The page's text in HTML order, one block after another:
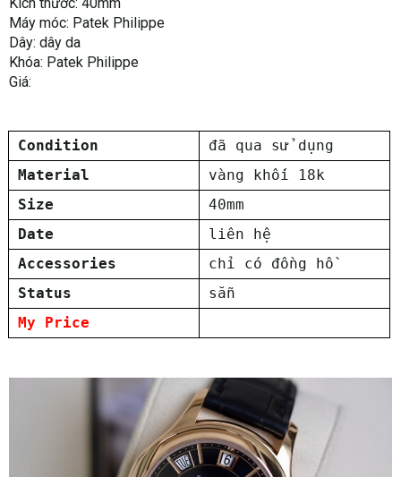
Máy móc: Patek Philippe
Dây: dây da
Khóa: Patek Philippe
Giá:
Condition
đã qua sử dụng
Material
vàng khối 18k
Size
40mm
Date
liên hệ
Accessories
chỉ có đồng hồ
Status
sẵn
My Price